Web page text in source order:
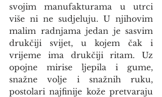
svojim manufakturama u utrci
više ni ne sudjeluju. U njihovim
malim radnjama jedan je sasvim
drukčiji svijet, u kojem čak i
vrijeme ima drukčiji ritam. Uz
opojne mirise ljepila i gume,
snažne volje i snažnih ruku,
postolari najfinije kože pretvaraju